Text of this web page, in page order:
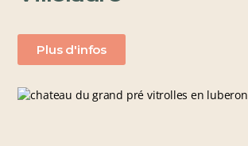
Plus d'infos